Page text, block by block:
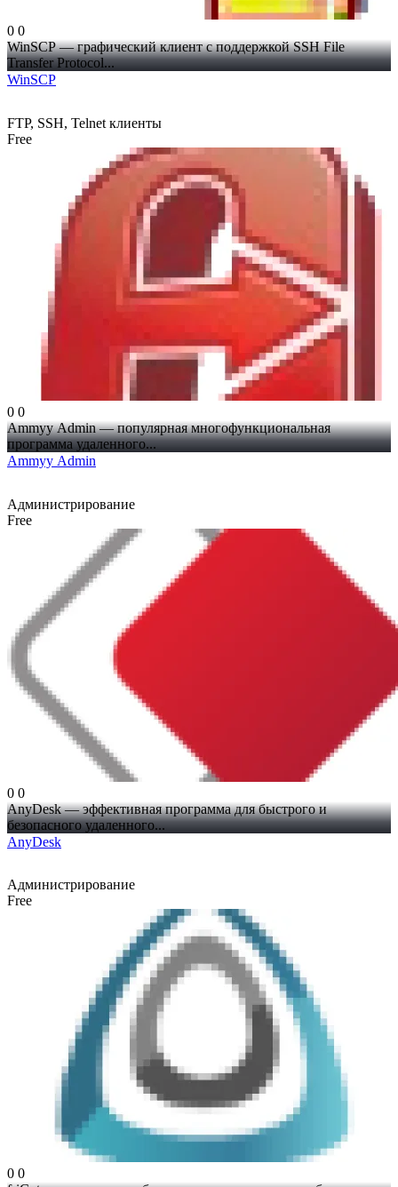
0 0
WinSCP — графический клиент с поддержкой SSH File
Transfer Protocol...
WinSCP
FTP, SSH, Telnet клиенты
Free
0 0
Ammyy Admin — популярная многофункциональная
программа удаленного...
Ammyy Admin
Администрирование
Free
0 0
AnyDesk — эффективная программа для быстрого и
безопасного удаленного...
AnyDesk
Администрирование
Free
0 0